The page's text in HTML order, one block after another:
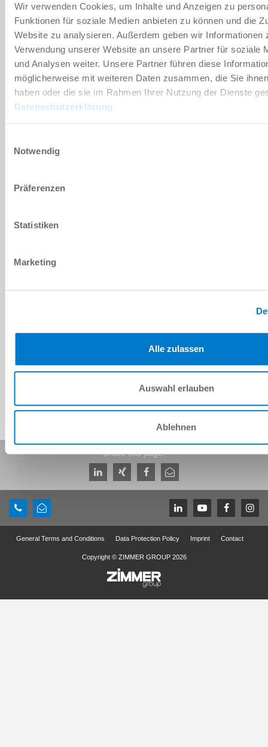
Wir verwenden Cookies, um Inhalte und Anzeigen zu
Funktionen für soziale Medien anbieten zu können und die
Website zu analysieren. Außerdem geben wir Informationen
Verwendung unserer Website an unsere Partner für soziale
und Analysen weiter. Unsere Partner führen diese
möglicherweise mit weiteren Daten zusammen, die Sie
haben oder die sie im Rahmen Ihrer Nutzung der Dienste
Datenschutzerklärung
Notwendig
Präferenzen
Statistiken
Marketing
Alle zulassen
Auswahl erlauben
Ablehnen
No
7 [mm]
Share this page:
General Terms and Conditions Data Protection Policy Imprint Contact
Copyright © ZIMMER GROUP 2026